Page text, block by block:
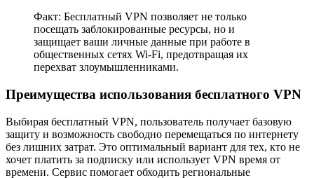
Факт: Бесплатный VPN позволяет не только
посещать заблокированные ресурсы, но и
защищает ваши личные данные при работе в
общественных сетях Wi-Fi, предотвращая их
перехват злоумышленниками.
Преимущества использования бесплатного VPN
Выбирая бесплатный VPN, пользователь получает базовую
защиту и возможность свободно перемещаться по интернету
без лишних затрат. Это оптимальный вариант для тех, кто не
хочет платить за подписку или использует VPN время от
времени. Сервис помогает обходить региональные